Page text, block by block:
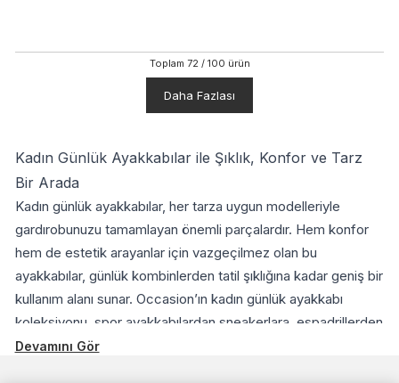
Toplam 72 / 100 ürün
Daha Fazlası
Kadın Günlük Ayakkabılar ile Şıklık, Konfor ve Tarz
Bir Arada
Kadın günlük ayakkabılar, her tarza uygun modelleriyle
gardırobunuzu tamamlayan önemli parçalardır. Hem konfor
hem de estetik arayanlar için vazgeçilmez olan bu
ayakkabılar, günlük kombinlerden tatil şıklığına kadar geniş bir
kullanım alanı sunar. Occasion’ın kadın günlük ayakkabı
koleksiyonu, spor ayakkabılardan sneakerlara, espadrillerden
topuklu ayakkabılara kadar uzanan geniş ürün yelpazesiyle
Devamını Gör